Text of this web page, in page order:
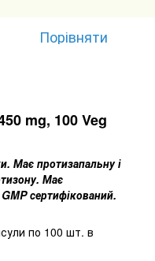
Порівняти
mg, 100 Veg
Має протизапальну і
Має
GMP сертифікований.
по 100 шт. в